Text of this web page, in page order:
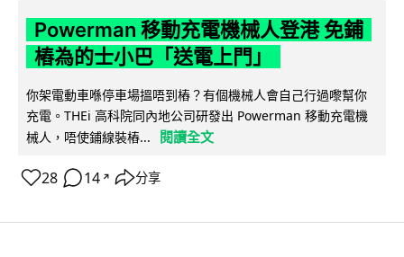
Powerman 移動充電機械人登港 免鋪
樁為的士小巴「送電上門」
你架電動車喺停車場搵唔到樁？有個機械人會自己行過嚟幫你
充電。THEi 高科院同內地公司研發出 Powerman 移動充電機
械人，唔使鋪線裝樁...
閱讀全文
28 14 ↗ 分享